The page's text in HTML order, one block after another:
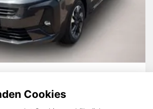
Cookies